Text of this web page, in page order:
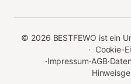
© 2026 BESTFEWO ist ein
· Cookie-
·Impressum·AGB·